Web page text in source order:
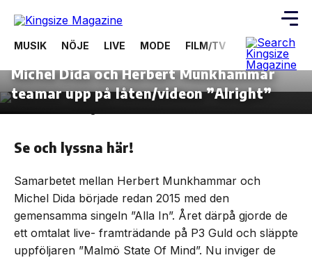
Skip
the
MUSIK NÖJE LIVE MODE FILM/TV VIDEOS
10 januari, 2020
Michel Dida och Herbert Munkhammar
teamar upp på låten/videon ”Alright”
Se och lyssna här!
Samarbetet mellan Herbert Munkhammar och
Michel Dida började redan 2015 med den
gemensamma singeln ”Alla In”. Året därpå gjorde de
ett omtalat live- framträdande på P3 Guld och släppte
uppföljaren ”Malmö State Of Mind”. Nu inviger de